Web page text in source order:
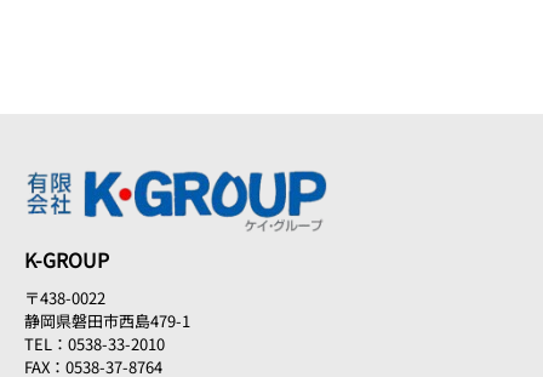
K-GROUP
〒438-0022
静岡県磐田市西島479-1
TEL：0538-33-2010
FAX：0538-37-8764